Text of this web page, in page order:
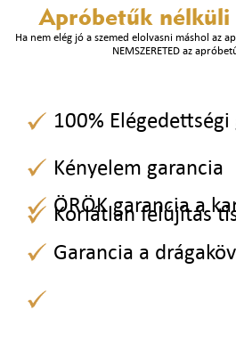
Apróbetűk nélküli
Ha nem elég jó a szemed elolvasni máshol az
NEMSZERETED az
100%
Kényelem garancia
Korlátlan felújítás
ÖRÖK garancia a
Garancia a